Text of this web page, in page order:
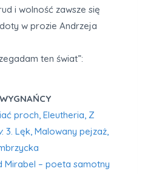
i wolność zawsze się
w prozie Andrzeja
ten świat”:
proch, Eleutheria, Z
: 3. Lęk, Malowany pejzaż,
Mirabel – poeta samotny